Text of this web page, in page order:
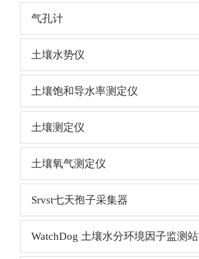
气孔计
土壤水势仪
土壤饱和导水率测定仪
土壤测定仪
土壤氧气测定仪
Srvst七天孢子采集器
WatchDog 土壤水分环境因子监测站